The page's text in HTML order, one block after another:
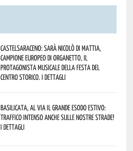
Castelsaraceno: sarà Nicolò Di Mattia,
Campione Europeo di Organetto, il
protagonista musicale della Festa del
Centro Storico. I dettagli
Basilicata, al via il grande esodo estivo:
traffico intenso anche sulle nostre strade!
I dettagli